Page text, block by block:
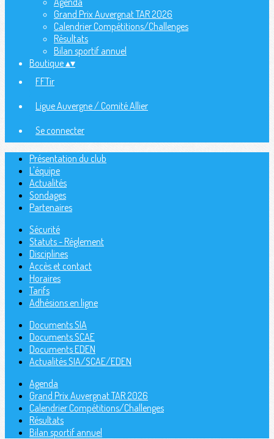
Grand Prix Auvergnat TAR 2026
Calendrier Compétitions/Challenges
Résultats
Bilan sportif annuel
Boutique▴▾
FFTir
Ligue Auvergne / Comité Allier
Se connecter
Présentation du club
L'équipe
Actualités
Sondages
Partenaires
Sécurité
Statuts - Réglement
Disciplines
Accès et contact
Horaires
Tarifs
Adhésions en ligne
Documents SIA
Documents SCAE
Documents EDEN
Actualités SIA/SCAE/EDEN
Agenda
Grand Prix Auvergnat TAR 2026
Calendrier Compétitions/Challenges
Résultats
Bilan sportif annuel